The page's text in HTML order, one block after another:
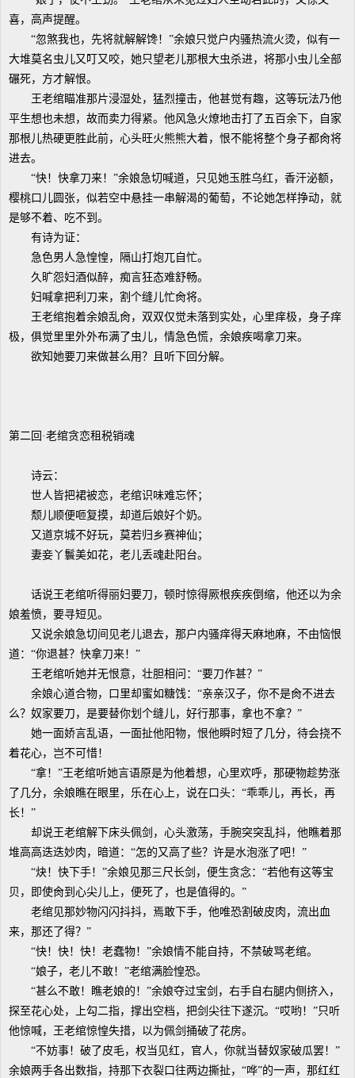
喜，高声提醒。
“忽煞我也，先将就解解馋！”余娘只觉户内骚热流火烫，似有一
大堆莫名虫儿又叮又咬，她只望老儿那根大虫杀进，将那小虫儿全部
碾死，方才解恨。
王老绾瞄准那片浸湿处，猛烈撞击，他甚觉有趣，这等玩法乃他
平生想也未想，故而卖力得紧。他风急火燎地击打了五百余下，自家
那根儿热硬更胜此前，心头旺火熊熊大着，恨不能将整个身子都肏将
进去。
“快！快拿刀来！”余娘急切喊道，只见她玉胜乌红，香汗泌额，
樱桃口儿圆张，似若空中悬挂一串解渴的葡萄，不论她怎样挣动，就
是够不着、吃不到。
有诗为证：
急色男人急惶惶，隔山打炮兀自忙。
久旷怨妇酒似醉，痴言狂态难舒畅。
妇喊拿把利刀来，割个缝儿忙肏将。
王老绾抱着余娘乱肏，双双仅觉未落到实处，心里痒极，身子痒
极，俱觉里里外外布满了虫儿，情急色慌，余娘疾喝拿刀来。
欲知她要刀来做甚么用？且听下回分解。
第二回·老绾贪恋租税销魂
诗云：
世人皆把裙被恋，老绾识味难忘怀；
颓儿顺便咂复摸，却道后娘好个奶。
又道京城不好玩，莫若归乡赛神仙；
妻妾丫鬟美如花，老儿丢魂赴阳台。
话说王老绾听得丽妇要刀，顿时惊得厥根疾疾倒缩，他还以为余
娘羞愤，要寻短见。
又说余娘急切间见老儿退去，那户内骚痒得天麻地麻，不由恼恨
道：“你退甚？快拿刀来！”
王老绾听她并无恨意，壮胆相问：“要刀作甚？”
余娘心道合物，口里却蜜如糖饯：“亲亲汉子，你不是肏不进去
么？奴家要刀，是要替你划个缝儿，好行那事，拿也不拿？”
她一面娇言乱语，一面扯他阳物，恨他瞬时短了几分，待会挠不
着花心，岂不可惜！
“拿！”王老绾听她言语原是为他着想，心里欢呼，那硬物趁势涨
了几分，余娘瞧在眼里，乐在心上，说在口头：“乖乖儿，再长，再
长！”
却说王老绾解下床头佩剑，心头激荡，手腕突突乱抖，他瞧着那
堆高高迭迭妙肉，暗道：“怎的又高了些？许是水泡涨了吧！”
“炔！快下手！”余娘见那三尺长剑，便生贪念：“若他有这等宝
贝，即使肏到心尖儿上，便死了，也是值得的。”
老绾见那妙物闪闪抖抖，焉敢下手，他唯恐割破皮肉，流出血
来，那还了得？”
“快！快！快！老蠢物！”余娘情不能自持，不禁破骂老绾。
“娘子，老儿不敢！”老绾满脸惶恐。
“甚么不敢！瞧老娘的！”余娘夺过宝剑，右手自右腿内侧挤入，
探至花心处，上勾二指，撑出空档，把剑尖往下遂沉。“哎哟！”只听
他惊喊，王老绾惊惶失措，以为佩剑捅破了花房。
“不妨事！破了皮毛，权当见红，官人，你就当替奴家破瓜罢！”
余娘两手各出数指，持那下衣裂口往两边撕扯，“哗”的一声，那红红